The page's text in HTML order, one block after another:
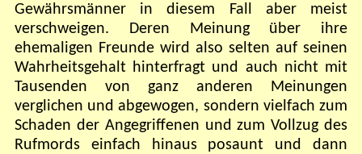
Gewährsmänner in diesem Fall aber meist
verschweigen. Deren Meinung über ihre
ehemaligen Freunde wird also selten auf seinen
Wahrheitsgehalt hinterfragt und auch nicht mit
Tausenden von ganz anderen Meinungen
verglichen und abgewogen, sondern vielfach zum
Schaden der Angegriffenen und zum Vollzug des
Rufmords einfach hinaus posaunt und dann